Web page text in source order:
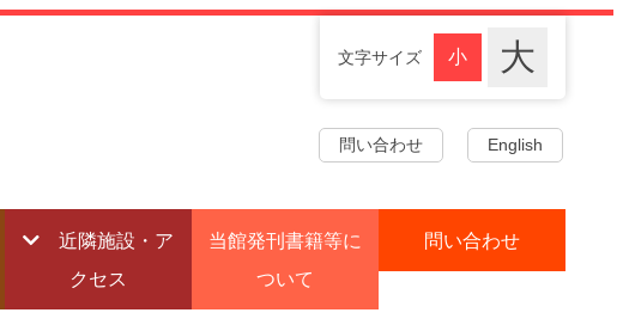
文字サイズ
問い合わせ English
近隣施設・ア
クセス
当館発刊書籍等に
ついて
問い合わせ